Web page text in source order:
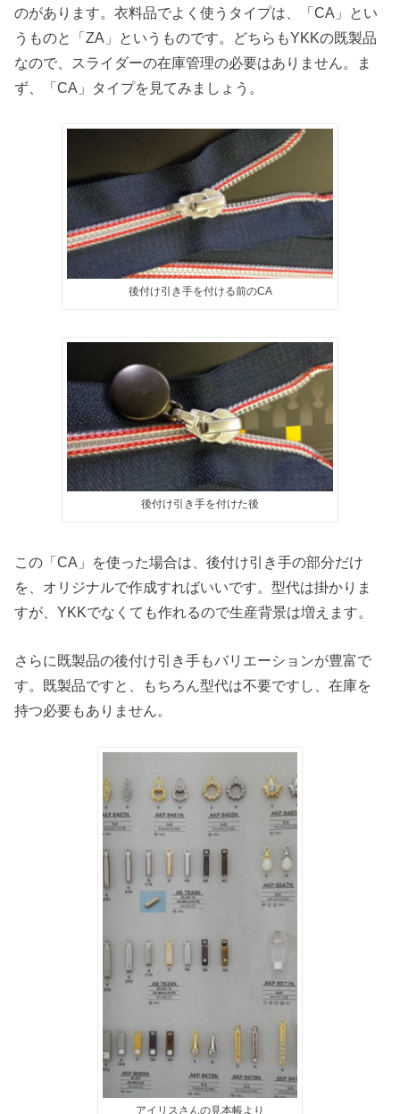
のがあります。衣料品でよく使うタイプは、「CA」とい
うものと「ZA」というものです。どちらもYKKの既製品
なので、スライダーの在庫管理の必要はありません。ま
ず、「CA」タイプを見てみましょう。
後付け引き手を付ける前のCA
後付け引き手を付けた後
この「CA」を使った場合は、後付け引き手の部分だけ
を、オリジナルで作成すればいいです。型代は掛かりま
すが、YKKでなくても作れるので生産背景は増えます。
さらに既製品の後付け引き手もバリエーションが豊富で
す。既製品ですと、もちろん型代は不要ですし、在庫を
持つ必要もありません。
アイリスさんの見本帳より